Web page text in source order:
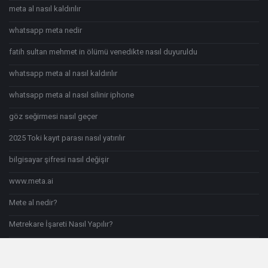
meta al nasıl kaldırılır
whatsapp meta nedir
fatih sultan mehmet in ölümü venedikte nasıl duyuruldu
whatsapp meta al nasıl kaldırılır
whatsapp meta al nasıl silinir iphone
göz seğirmesi nasıl geçer
2025 Toki kayıt parası nasıl yatırılır
bilgisayar şifresi nasıl değişir
www.meta.ai
Mete al nedir?
Metrekare İşareti Nasıl Yapılır?